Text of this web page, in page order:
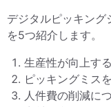
デジタルピッキング
を5つ紹介します。
生産性が向上する
ピッキングミス
人件費の削減に